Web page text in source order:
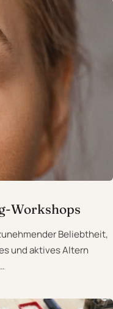
Workshops
Beliebtheit,
und aktives Altern